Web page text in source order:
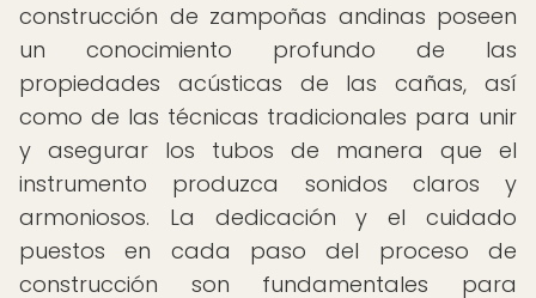
construcción de zampoñas andinas poseen
un conocimiento profundo de las
propiedades acústicas de las cañas, así
como de las técnicas tradicionales para unir
y asegurar los tubos de manera que el
instrumento produzca sonidos claros y
armoniosos. La dedicación y el cuidado
puestos en cada paso del proceso de
construcción son fundamentales para